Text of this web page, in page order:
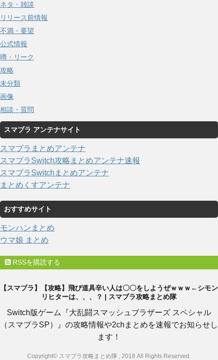
ネタ・雑談
リリース前情報
不満・要望
公式情報
噂・リーク
攻略
未分類
画像
相談・質問
スマブラ アンテナサイト
スマブラまとめアンテナ
スマブラSwitch攻略まとめアンテナ速報
スマブラSwitchまとめアンテナ
まとめくすアンテナ
おすすめサイト
モンハンまとめ
ウマ娘 まとめ
RSSを購読する
【スマブラ】【攻略】飛び道具辛い人は〇〇をしようぜｗｗｗ←シモン
リヒターは、、、？ | スマブラ攻略まとめ隊
Switch版ゲーム『大乱闘スマッシュブラザーズ スペシャル
（スマブラSP）』の攻略情報や2chまとめを速報でお知らせし
ます！
Copyright© スマブラ攻略まとめ隊 , 2018 All Rights Reserved.